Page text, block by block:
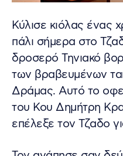
Κύλισε κιόλας ένας
πάλι σήμερα στο
δροσερό Τηνιακό
των βραβευμένων
Δράμας. Αυτό το
του Κου Δημήτρη
επέλεξε τον Τζαδο